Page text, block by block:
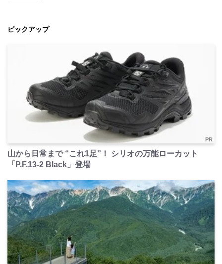
ピックアップ
PR
山から日常まで “これ1足”！ シリオの万能ローカット
「P.F.13-2 Black」登場